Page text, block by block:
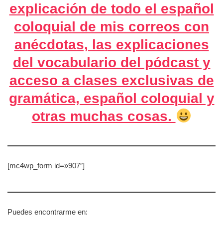
explicación de todo el español
coloquial de mis correos con
anécdotas, las explicaciones
del vocabulario del pódcast y
acceso a clases exclusivas de
gramática, español coloquial y
otras muchas cosas.
[mc4wp_form id=»907″]
Puedes encontrarme en: